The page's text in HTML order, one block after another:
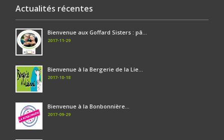
Actualités récentes
Bienvenue aux Goffard Sisters : pâ...
2017-11-29
Bienvenue à la Bergerie de la Lie...
2017-10-18
Bienvenue à la Bonbonnière...
2017-09-29